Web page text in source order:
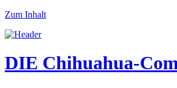
Zum Inhalt
DIE Chihuahua-